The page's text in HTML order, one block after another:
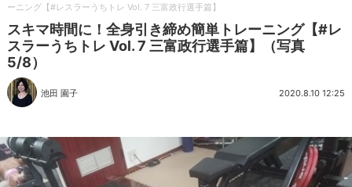
ーニング【#レスラーうちトレ Vol. 7 三富政行選手篇】
スキマ時間に！全身引き締め簡単トレーニング【#レ
スラーうちトレ Vol. 7 三富政行選手篇】（写真
5/8）
池田 園子 2020.8.10 12:25